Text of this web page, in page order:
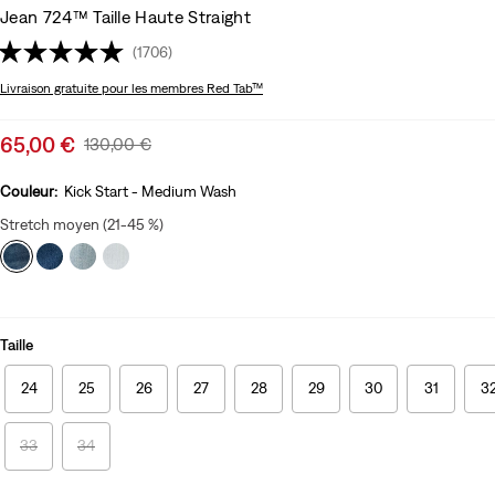
Jean 724™ Taille Haute Straight
(1706)
Livraison gratuite pour les membres Red Tab™
Sale
is
65,00 € Original
Was
130,00 €
Couleur: Kick Start - Medium Wash
Stretch moyen (21-45 %)
Taille
24 25 26 27 28 29 30 31
33 34